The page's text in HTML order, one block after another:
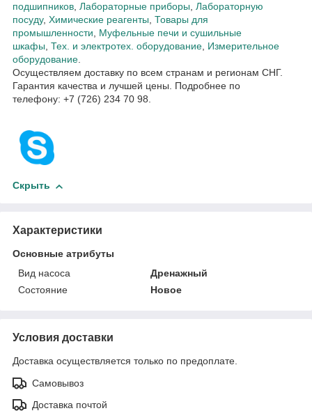
подшипников, Лабораторные приборы, Лабораторную
посуду, Химические реагенты, Товары для
промышленности, Муфельные печи и сушильные
шкафы, Тех. и электротех. оборудование, Измерительное
оборудование.
Осуществляем доставку по всем странам и регионам СНГ.
Гарантия качества и лучшей цены. Подробнее по
телефону: +7 (726) 234 70 98.
Скрыть
Характеристики
Основные атрибуты
Вид насоса
Дренажный
Состояние
Новое
Условия доставки
Доставка осуществляется только по предоплате.
Самовывоз
Доставка почтой